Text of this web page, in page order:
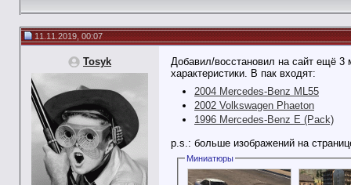
11.11.2019, 00:07
Tosyk
Добавил/восстановил на сайт ещё 3
характеристики. В пак входят:
2004 Mercedes-Benz ML55
2002 Volkswagen Phaeton
1996 Mercedes-Benz E (Pack)
p.s.: больше изображений на
Миниатюры